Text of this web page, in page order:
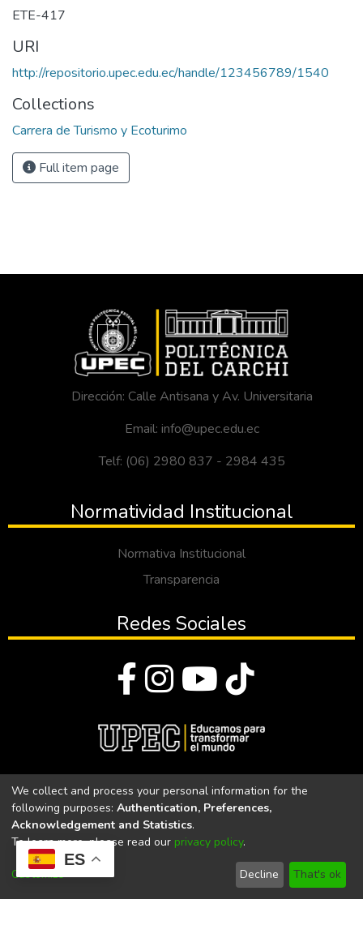
ES
ETE-417
URI
http://repositorio.upec.edu.ec/handle/123456789/1540
Collections
Carrera de Turismo y Ecoturimo
Full item page
Dirección: Calle Antisana y Av. Universitaria
Email: info@upec.edu.ec
Telf: (06) 2980 837 - 2984 435
Normatividad Institucional
Normativa Institucional
Transparencia
Redes Sociales
Universidad Politécnica Estatal del Carchi
Universidad Politécnica Estatal del Carchi | Acreditada por el
CACES Resolución N°. 160-SE-33-CACES-2020
We collect and process your personal information for the
following purposes: Authentication, Preferences,
Acknowledgement and Statistics.
To learn more, please read our privacy policy.
Customize Decline That's ok